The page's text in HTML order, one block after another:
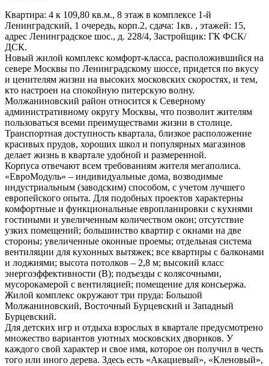
Квартира: 4 к 109,80 кв.м., 8 этаж в комплексе 1-й
Ленинградский, 1 очередь, корп.2, сдача: 1кв. , этажей: 15,
адрес Ленинградское шос., д. 228/4, Застройщик: ГК ФСК/
ДСК.
Новый жилой комплекс комфорт-класса, расположившийся на
севере Москвы по Ленинградскому шоссе, придется по вкусу
и ценителям жизни на высоких московских скоростях, и тем,
кто настроен на спокойную питерскую волну.
Молжаниновский район относится к Северному
административному округу Москвы, что позволит жителям
пользоваться всеми преимуществами жизни в столице.
Транспортная доступность квартала, близкое расположение
красивых прудов, хороших школ и популярных магазинов
делает жизнь в квартале удобной и размеренной.
Корпуса отвечают всем требованиям жителя мегаполиса.
«ЕвроМодуль» – индивидуальные дома, возводимые
индустриальным (заводским) способом, с учетом лучшего
европейского опыта. Для подобных проектов характерны
комфортные и функциональные европланировки с кухнями
гостиными и увеличенным количеством окон; отсутствие
узких помещений; большинство квартир с окнами на две
стороны; увеличенные оконные проемы; отдельная система
вентиляции для кухонных вытяжек; все квартиры с балконами
и лоджиями; высота потолков – 2,8 м; высокий класс
энергоэффективности (В); подъезды с колясочными,
мусорокамерой с вентиляцией; помещение для консьержа.
Жилой комплекс окружают три пруда: Большой
Молжаниновский, Восточный Бурцевский и Западный
Бурцевский.
Для детских игр и отдыха взрослых в квартале предусмотрено
множество вариантов уютных московских двориков. У
каждого свой характер и свое имя, которое он получил в честь
того или иного дерева. Здесь есть «Акациевый», «Кленовый»,